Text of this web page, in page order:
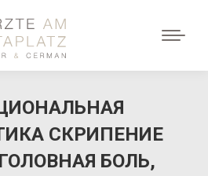
СКРИПЕНИЕ
БОЛЬ,